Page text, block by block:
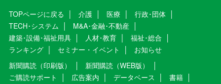
TOPページに戻る 介護 医療
行政･団体
TECH･システム
M&A･金融･不動産
建築･設備･福祉用具
人材･教育
福祉･総合
ランキング
セミナー・イベント
お知らせ
新聞購読（印刷版）
新聞購読（WEB版）
ご購読サポート
広告案内 データベース
書籍